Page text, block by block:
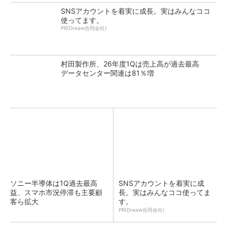
SNSアカウントを着実に成長。実はみんなココ
使ってます。
PR(Dreaw合同会社)
村田製作所、26年度1Qは売上高が過去最高
データセンター関連は81％増
ソニー半導体は1Q過去最高
益、スマホ市況停滞も主要顧
客ら拡大
SNSアカウントを着実に成
長。実はみんなココ使ってま
す。
PR(Dreaw合同会社)